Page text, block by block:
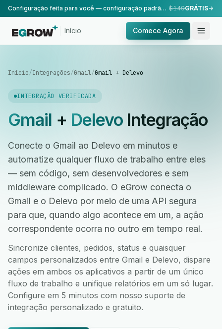
Configuração feita para você — configuração padrão, realizada pela nossa equipe. $149GRÁTIS
Início Comece Agora
Início/Integrações/Gmail/Gmail + Delevo
INTEGRAÇÃO VERIFICADA
Gmail + DelevoIntegração
Conecte o Gmail ao Delevo em minutos e
automatize qualquer fluxo de trabalho entre eles
— sem código, sem desenvolvedores e sem
middleware complicado. O eGrow conecta o
Gmail e o Delevo por meio de uma API segura
para que, quando algo acontece em um, a ação
correspondente ocorra no outro em tempo real.
Sincronize clientes, pedidos, status e quaisquer
campos personalizados entre Gmail e Delevo, dispare
ações em ambos os aplicativos a partir de um único
fluxo de trabalho e unifique relatórios em um só lugar.
Configure em 5 minutos com nosso suporte de
integração personalizado e gratuito.